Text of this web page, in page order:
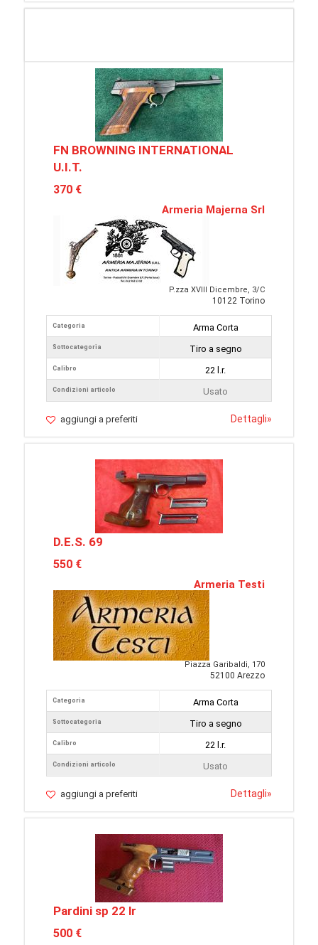
FN BROWNING INTERNATIONAL
U.I.T.
370 €
Armeria Majerna Srl
P.zza XVIII Dicembre, 3/C
10122 Torino
Categoria
Sottocategoria
Calibro
Condizioni articolo
Arma Corta
Tiro a segno
22 l.r.
Usato
aggiungi a preferiti Dettagli»
D.E.S. 69
550 €
Armeria Testi
Piazza Garibaldi, 170
52100 Arezzo
Categoria
Sottocategoria
Calibro
Condizioni articolo
Arma Corta
Tiro a segno
22 l.r.
Usato
aggiungi a preferiti Dettagli»
Pardini sp 22 lr
500 €